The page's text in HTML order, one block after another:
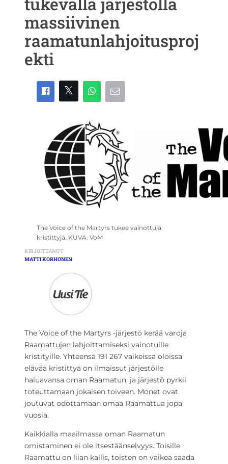
massiivinen
raamatunlahjoitusproj
ekti
The Voice of the Martyrs tukee vainottuja
kristittyjä. KUVA: VoM
KIRJOITTANUT
MATTI KORHONEN
The Voice of the Martyrs -järjestö kerää varoja
Raamattujen lahjoittamiseksi vainotuille
kristityille. Yhteensä 191 267 vaikeissa oloissa
elävää kristittyä on ilmaissut järjestölle
haluavansa oman Raamatun, ja järjestö pyrkii
toteuttamaan jokaisen toiveen. Monet ovat
joutuvat odottamaan omaa Raamattua jopa
vuosia.
Kaikkialla maailmassa oman Raamatun
omistaminen ei ole itsestäänselvyys. Toisille
Raamattu on liian kallis, toisten on vaikea saada